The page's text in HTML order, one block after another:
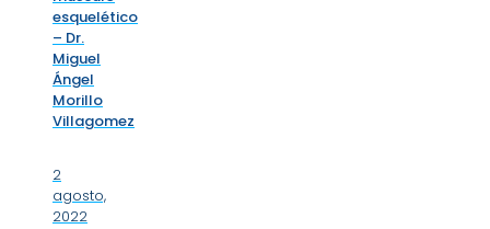
esquelético
– Dr.
Miguel
Ángel
Morillo
Villagomez
2
agosto,
2022